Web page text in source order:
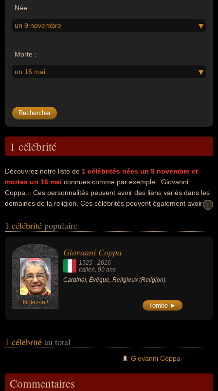
Née :
un 9 novembre
Morte :
un 16 mai
1 célébrité
Découvrez notre liste de 1 célébrités nées un 9 novembre et
mortes un 16 mai connues comme par exemple : Giovanni
Coppa... Ces personnalités peuvent avoir des liens variés dans les
domaines de la religion. Ces célébrités peuvent également avoir
nationalités au moment de leurs morts, ils peuvent avoir été italien
+
+
1 célébrité populaire
Notez-le !
Giovanni Coppa
1925 - 2016
Italien, 90 ans
Cardinal, Évêque, Religieux (Religion).
Tombe ►
1 célébrité au total
Giovanni Coppa
Commentaires